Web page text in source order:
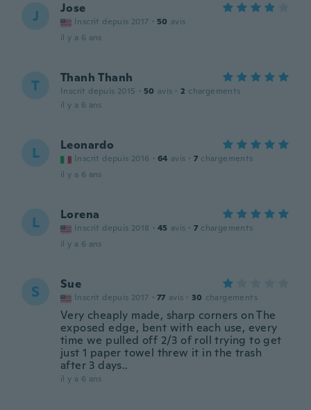
J Jose
Inscrit depuis 2017 · 50 avis
il y a 6 ans
T Thanh Thanh
Inscrit depuis 2015 · 50 avis · 2 chargements
il y a 6 ans
L Leonardo
Inscrit depuis 2016 · 64 avis · 7 chargements
il y a 6 ans
L Lorena
Inscrit depuis 2018 · 45 avis · 7 chargements
il y a 6 ans
S Sue
Inscrit depuis 2017 · 77 avis · 30 chargements
Very cheaply made, sharp corners on The
exposed edge, bent with each use, every
time we pulled off 2/3 of roll trying to get
just 1 paper towel threw it in the trash
after 3 days..
il y a 6 ans